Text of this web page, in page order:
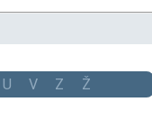
U V Z Ž